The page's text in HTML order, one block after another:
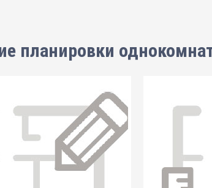
планировки